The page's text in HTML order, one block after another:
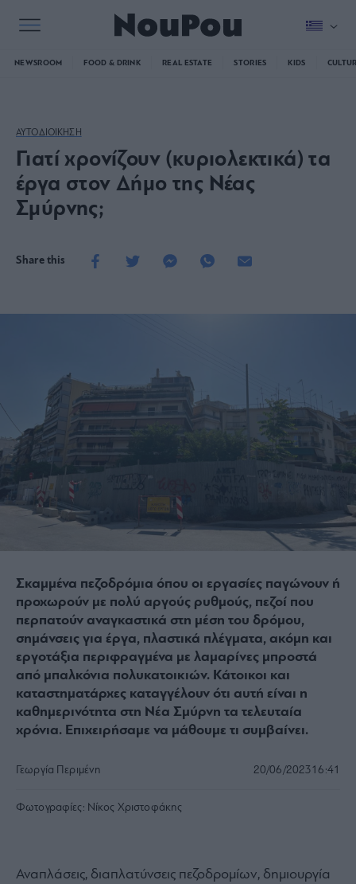
NEWSROOM FOOD & DRINK REAL ESTATE STORIES KIDS
ΑΥΤΟΔΙΟΙΚΗΣΗ
Γιατί χρονίζουν (κυριολεκτικά) τα
έργα στον Δήμο της Νέας
Σμύρνης;
Share this
Σκαμμένα πεζοδρόμια όπου οι εργασίες παγώνουν ή
προχωρούν με πολύ αργούς ρυθμούς, πεζοί που
περπατούν αναγκαστικά στη μέση του δρόμου,
σημάνσεις για έργα, πλαστικά πλέγματα, ακόμη και
εργοτάξια περιφραγμένα με λαμαρίνες μπροστά
από μπαλκόνια πολυκατοικιών. Κάτοικοι και
καταστηματάρχες καταγγέλουν ότι αυτή είναι η
καθημερινότητα στη Νέα Σμύρνη τα τελευταία
χρόνια. Επιχειρήσαμε να μάθουμε τι συμβαίνει.
Γεωργία Περιμένη 20/06/202316:41
Φωτογραφίες: Νίκος Χριστοφάκης
Αναπλάσεις, διαπλατύνσεις πεζοδρομίων, δημιουργία